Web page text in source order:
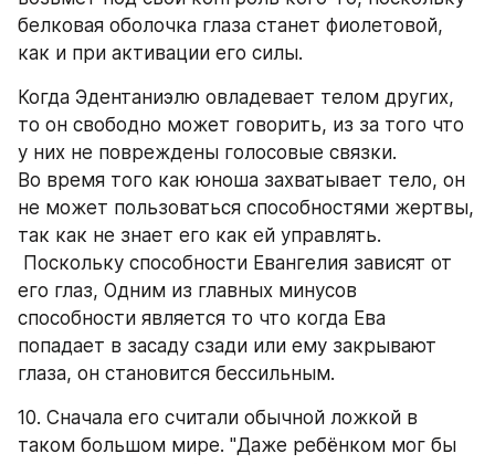
белковая оболочка глаза станет фиолетовой,
как и при активации его силы.
Когда Эдентаниэлю овладевает телом других,
то он свободно может говорить, из за того что
у них не повреждены голосовые связки.
Во время того как юноша захватывает тело, он
не может пользоваться способностями жертвы,
так как не знает его как ей управлять.
его глаз, Одним из главных минусов
способности является то что когда Ева
попадает в засаду сзади или ему закрывают
глаза, он становится бессильным.
10. Сначала его считали обычной ложкой в
таком большом мире. "Даже ребёнком мог бы